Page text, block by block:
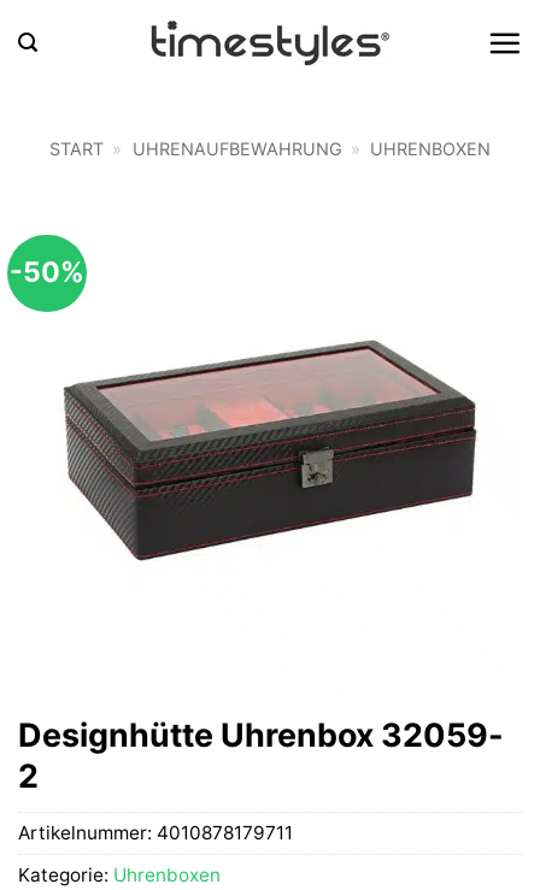
Inhalt
START » UHRENAUFBEWAHRUNG » UHRENBOXEN
-50%
Designhütte Uhrenbox 32059-
2
Artikelnummer: 4010878179711
Kategorie: Uhrenboxen